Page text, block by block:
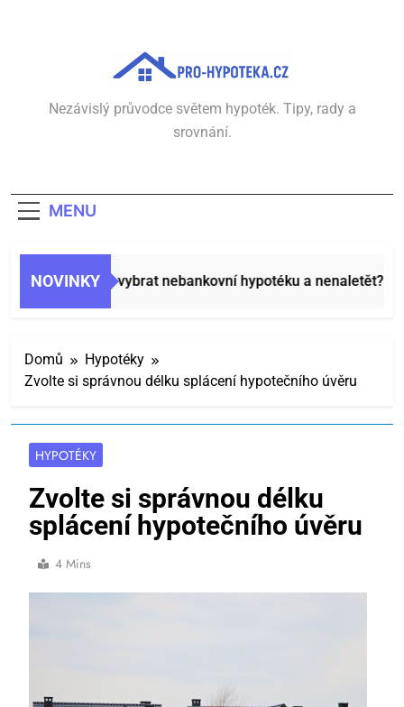
Pro-Hypotéka.cz
Nezávislý průvodce světem hypoték. Tipy, rady a
srovnání.
MENU
NOVINKYJak vybrat nebankovní hypotéku a nenaletět?
Domů
Hypotéky
Zvolte si správnou délku splácení hypotečního úvěru
HYPOTÉKY
Zvolte si správnou délku
splácení hypotečního úvěru
4 Mins